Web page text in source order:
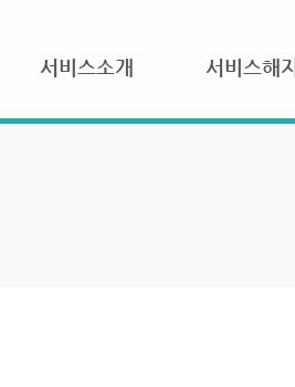
서비스소개 서비스해지